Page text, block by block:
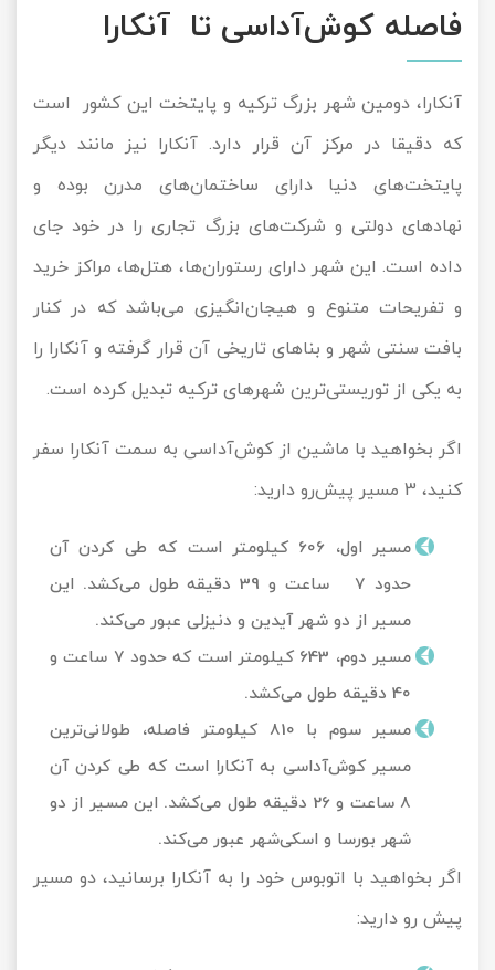
فاصله کوش‌آداسی تا آنکارا
آنکارا، دومین شهر بزرگ ترکیه و پایتخت این کشور است
که دقیقا در مرکز آن قرار دارد. آنکارا نیز مانند دیگر
پایتخت‌های دنیا دارای ساختمان‌های مدرن بوده و
نهادهای دولتی و شرکت‌های بزرگ تجاری را در خود جای
داده است. این شهر دارای رستوران‌ها، هتل‌ها، مراکز خرید
و تفریحات متنوع و هیجان‌انگیزی می‌باشد که در کنار
بافت سنتی شهر و بناهای تاریخی آن قرار گرفته و آنکارا را
به یکی از توریستی‌ترین شهرهای ترکیه تبدیل کرده است.
اگر بخواهید با ماشین از کوش‌آداسی به سمت آنکارا سفر
کنید، 3 مسیر پیش‌رو دارید:
مسیر اول، 606 کیلومتر است که طی کردن آن
حدود 7 ساعت و 39 دقیقه طول می‌کشد. این
مسیر از دو شهر آیدین و دنیزلی عبور می‌کند.
مسیر دوم، 643 کیلومتر است که حدود 7 ساعت و
40 دقیقه طول می‌کشد.
مسیر سوم با 810 کیلومتر فاصله، طولانی‌ترین
مسیر کوش‌آداسی به آنکارا است که طی کردن آن
8 ساعت و 26 دقیقه طول می‌کشد. این مسیر از دو
شهر بورسا و اسکی‌شهر عبور می‌کند.
اگر بخواهید با اتوبوس خود را به آنکارا برسانید، دو مسیر
پیش رو دارید: